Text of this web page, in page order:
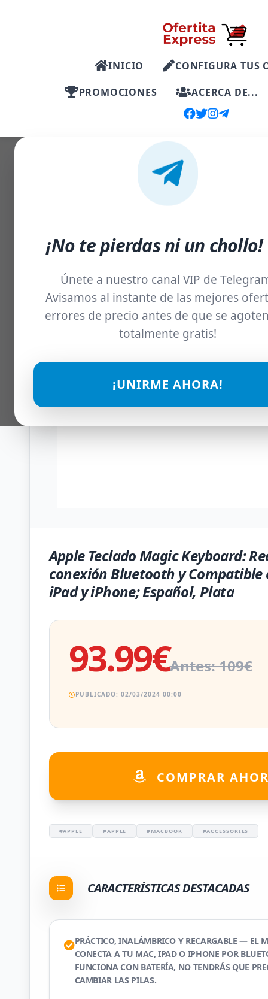
INICIO
CONFIGURA TUS
PROMOCIONES
ACERCA DE...
¡No te pierdas ni un
Únete a nuestro canal VIP de
Avisamos al instante de las mejores
errores de precio antes de que se
totalmente gratis!
¡UNIRME AHORA!
Apple Teclado Magic Keyboard:
conexión Bluetooth y Compatible
iPad y iPhone; Español, Plata
93.99€Antes: 109€
PUBLICADO: 02/03/2024 00:00
COMPRAR
#APPLE #APPLE #MACBOOK #ACCESSORIES
CARACTERÍSTICAS DESTACADAS
PRÁCTICO, INALÁMBRICO Y RECARGABLE — EL
CONECTA A TU MAC, IPAD O IPHONE POR
FUNCIONA CON BATERÍA, NO TENDRÁS QUE
CAMBIAR LAS PILAS.